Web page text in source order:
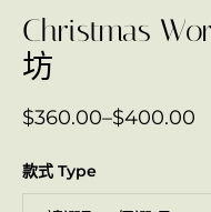
Christmas
坊
$360.00–$400.00
款式 Type